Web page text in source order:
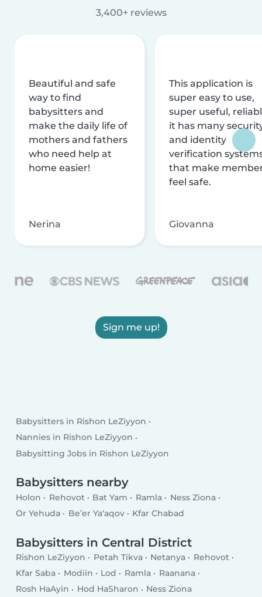
3,400+ reviews
Beautiful and safe
way to find
babysitters and
make the daily life of
mothers and fathers
who need help at
home easier!
Nerina
This application is
super easy to use,
super useful,
it has many
and identity
verification
that make
feel safe.
Giovanna
Sign me up!
Babysitters in Rishon LeZiyyon
Nannies in Rishon LeZiyyon
Babysitting Jobs in Rishon LeZiyyon
Babysitters nearby
Holon Rehovot Bat Yam Ramla
Ness Ziona
Or Yehuda
Be’er Ya‘aqov Kfar Chabad
Babysitters in Central District
Rishon LeZiyyon Petah Tikva Netanya
Rehovot
Kfar Saba
Modiin Lod Ramla
Raanana
Rosh HaAyin
Hod HaSharon Ness Ziona